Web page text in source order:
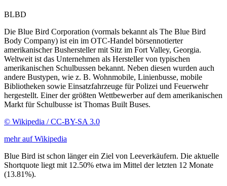
BLBD
Die Blue Bird Corporation (vormals bekannt als The Blue Bird
Body Company) ist ein im OTC-Handel börsennotierter
amerikanischer Bushersteller mit Sitz im Fort Valley, Georgia.
Weltweit ist das Unternehmen als Hersteller von typischen
amerikanischen Schulbussen bekannt. Neben diesen wurden auch
andere Bustypen, wie z. B. Wohnmobile, Linienbusse, mobile
Bibliotheken sowie Einsatzfahrzeuge für Polizei und Feuerwehr
hergestellt. Einer der größten Wettbewerber auf dem amerikanischen
Markt für Schulbusse ist Thomas Built Buses.
© Wikipedia / CC-BY-SA 3.0
mehr auf Wikipedia
Blue Bird ist schon länger ein Ziel von Leeverkäufern. Die aktuelle
Shortquote liegt mit 12.50% etwa im Mittel der letzten 12 Monate
(13.81%).